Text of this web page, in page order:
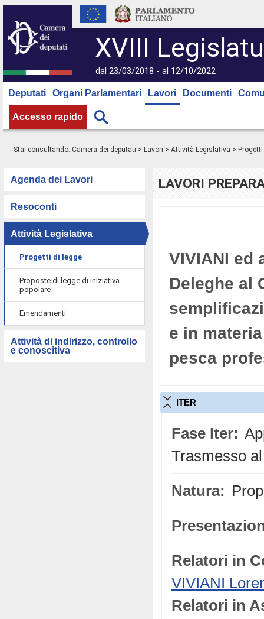
XVIII
dal 23/03/2018 - al 12/10/2022
Deputati Organi Parlamentari Lavori Documenti
Accesso rapido
Stai consultando: Camera dei deputati > Lavori > Attività Legislativa >
Agenda dei Lavori
Resoconti
Attività Legislativa
Progetti di legge
Proposte di legge di iniziativa
popolare
Emendamenti
Attività di indirizzo, controllo
e conoscitiva
LAVORI
VIVIANI ed
Deleghe al
e in
pesca
ITER
Fase Iter:
Trasmesso
Natura:
Relatori in
VIVIANI
Relatori in